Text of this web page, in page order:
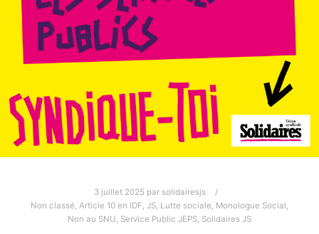
3 juillet 2025 par solidairesjs
Non classé, Article 10 en IDF, JS, Lutte sociale, Monologue Social,
Non au SNU, Service Public JEPS, Solidaires JS